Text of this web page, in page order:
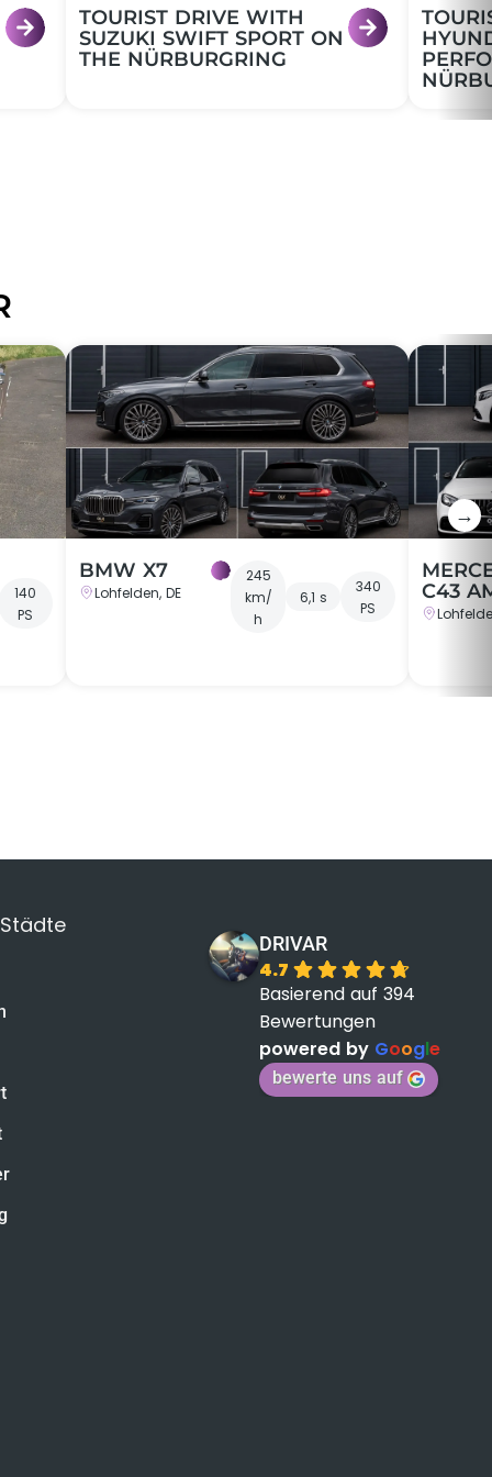
TOURIST DRIVE WITH
SUZUKI SWIFT SPORT ON
THE NÜRBURGRING
140
PS
BMW X7
Lohfelden, DE
245
km/
h
6,1 s
340
PS
C43
→
DRIVAR
4.7
Basierend auf 394
Bewertungen
powered by Google
bewerte uns auf